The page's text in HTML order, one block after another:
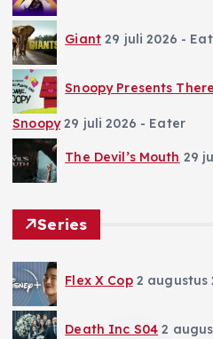
Giant 29 juli 2026 -
Snoopy Presents
Snoopy 29 juli 2026 - Eater
The Devil’s Mouth 29
Series
Flex X Cop 2 augustus
Death Inc S04 2